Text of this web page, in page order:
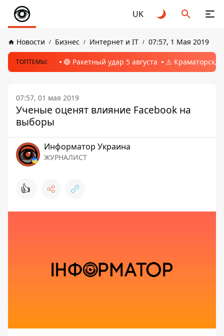
UK
Новости Бизнес Интернет и IT 07:57, 1 Мая 2019
ТОПТЕМЫ: 🔴 Ракетный удар 5 августа ⚠️ Краматорск,
07:57, 01 мая 2019
Ученые оценят влияние Facebook на
выборы
Информатор Украина
ЖУРНАЛИСТ
👍